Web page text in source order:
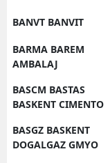
BANVT BANVIT
BARMA BAREM
AMBALAJ
BASCM BASTAS
BASKENT CIMENTO
BASGZ BASKENT
DOGALGAZ GMYO